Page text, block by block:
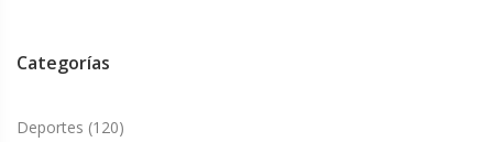
Categorías
Deportes (120)